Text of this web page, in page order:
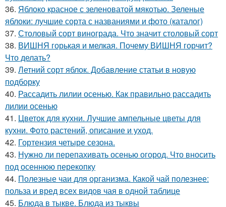
36. Яблоко красное с зеленоватой мякотью. Зеленые
яблоки: лучшие сорта с названиями и фото (каталог)
37. Столовый сорт винограда. Что значит столовый сорт
38. ВИШНЯ горькая и мелкая. Почему ВИШНЯ горчит?
Что делать?
39. Летний сорт яблок. Добавление статьи в новую
подборку
40. Рассадить лилии осенью. Как правильно рассадить
лилии осенью
41. Цветок для кухни. Лучшие ампельные цветы для
кухни. Фото растений, описание и уход.
42. Гортензия четыре сезона.
43. Нужно ли перепахивать осенью огород. Что вносить
под осеннюю перекопку
44. Полезные чаи для организма. Какой чай полезнее:
польза и вред всех видов чая в одной таблице
45. Блюда в тыкве. Блюда из тыквы